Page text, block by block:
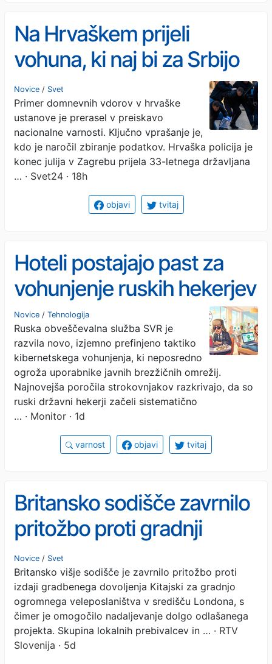
Na Hrvaškem prijeli
vohuna, ki naj bi za Srbijo
vdiral v državne sisteme
Novice / Svet
Primer domnevnih vdorov v hrvaške
ustanove je prerasel v preiskavo
nacionalne varnosti. Ključno vprašanje je,
kdo je naročil zbiranje podatkov. Hrvaška policija je
konec julija v Zagrebu prijela 33-letnega državljana
… · Svet24 · 18h
objavi tvitaj
Hoteli postajajo past za
vohunjenje ruskih hekerjev
Novice / Tehnologija
Ruska obveščevalna služba SVR je
razvila novo, izjemno prefinjeno taktiko
kibernetskega vohunjenja, ki neposredno
ogroža uporabnike javnih brezžičnih omrežij.
Najnovejša poročila strokovnjakov razkrivajo, da so
ruski državni hekerji začeli sistematično
… · Monitor · 1d
varnost objavi tvitaj
Britansko sodišče zavrnilo
pritožbo proti gradnji
velikega kitajskega
veleposlaništva
Novice / Svet
Britansko višje sodišče je zavrnilo pritožbo proti
izdaji gradbenega dovoljenja Kitajski za gradnjo
ogromnega veleposlaništva v središču Londona, s
čimer je omogočilo nadaljevanje dolgo odlašanega
projekta. Skupina lokalnih prebivalcev in … · RTV
Slovenija · 5d